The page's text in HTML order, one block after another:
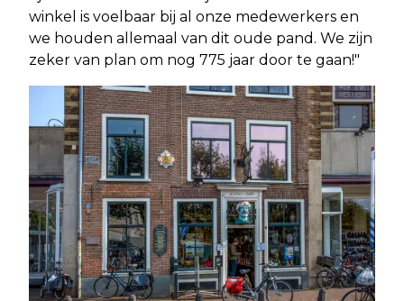
winkel is voelbaar bij al onze medewerkers en
we houden allemaal van dit oude pand. We zijn
zeker van plan om nog 775 jaar door te gaan!"